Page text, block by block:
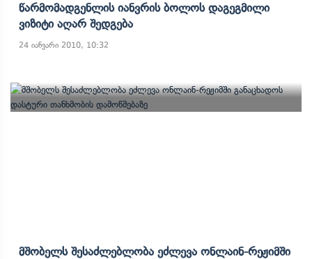
Წარმომადგენლის Იანვრის Ბოლოს Დაგეგმილი
Ვიზიტი Აღარ Შედგება
24 იანვარი 2010, 10:32
Მშობელს Შესაძლებლობა Ეძლევა Ონლაინ-Რეჟიმში